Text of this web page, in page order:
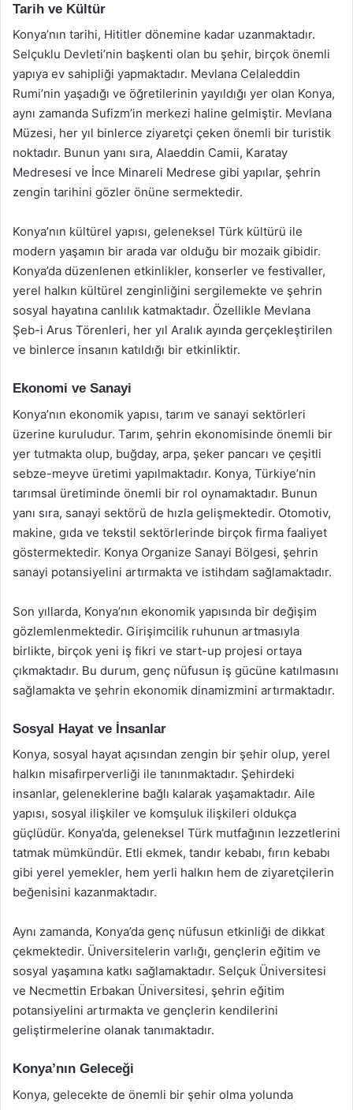
Tarih ve Kültür
Konya’nın tarihi, Hititler dönemine kadar uzanmaktadır.
Selçuklu Devleti’nin başkenti olan bu şehir, birçok önemli
yapıya ev sahipliği yapmaktadır. Mevlana Celaleddin
Rumi’nin yaşadığı ve öğretilerinin yayıldığı yer olan Konya,
aynı zamanda Sufizm’in merkezi haline gelmiştir. Mevlana
Müzesi, her yıl binlerce ziyaretçi çeken önemli bir turistik
noktadır. Bunun yanı sıra, Alaeddin Camii, Karatay
Medresesi ve İnce Minareli Medrese gibi yapılar, şehrin
zengin tarihini gözler önüne sermektedir.
Konya’nın kültürel yapısı, geleneksel Türk kültürü ile
modern yaşamın bir arada var olduğu bir mozaik gibidir.
Konya’da düzenlenen etkinlikler, konserler ve festivaller,
yerel halkın kültürel zenginliğini sergilemekte ve şehrin
sosyal hayatına canlılık katmaktadır. Özellikle Mevlana
Şeb-i Arus Törenleri, her yıl Aralık ayında gerçekleştirilen
ve binlerce insanın katıldığı bir etkinliktir.
Ekonomi ve Sanayi
Konya’nın ekonomik yapısı, tarım ve sanayi sektörleri
üzerine kuruludur. Tarım, şehrin ekonomisinde önemli bir
yer tutmakta olup, buğday, arpa, şeker pancarı ve çeşitli
sebze-meyve üretimi yapılmaktadır. Konya, Türkiye’nin
tarımsal üretiminde önemli bir rol oynamaktadır. Bunun
yanı sıra, sanayi sektörü de hızla gelişmektedir. Otomotiv,
makine, gıda ve tekstil sektörlerinde birçok firma faaliyet
göstermektedir. Konya Organize Sanayi Bölgesi, şehrin
sanayi potansiyelini artırmakta ve istihdam sağlamaktadır.
Son yıllarda, Konya’nın ekonomik yapısında bir değişim
gözlemlenmektedir. Girişimcilik ruhunun artmasıyla
birlikte, birçok yeni iş fikri ve start-up projesi ortaya
çıkmaktadır. Bu durum, genç nüfusun iş gücüne katılmasını
sağlamakta ve şehrin ekonomik dinamizmini artırmaktadır.
Sosyal Hayat ve İnsanlar
Konya, sosyal hayat açısından zengin bir şehir olup, yerel
halkın misafirperverliği ile tanınmaktadır. Şehirdeki
insanlar, geleneklerine bağlı kalarak yaşamaktadır. Aile
yapısı, sosyal ilişkiler ve komşuluk ilişkileri oldukça
güçlüdür. Konya’da, geleneksel Türk mutfağının lezzetlerini
tatmak mümkündür. Etli ekmek, tandır kebabı, fırın kebabı
gibi yerel yemekler, hem yerli halkın hem de ziyaretçilerin
beğenisini kazanmaktadır.
Aynı zamanda, Konya’da genç nüfusun etkinliği de dikkat
çekmektedir. Üniversitelerin varlığı, gençlerin eğitim ve
sosyal yaşamına katkı sağlamaktadır. Selçuk Üniversitesi
ve Necmettin Erbakan Üniversitesi, şehrin eğitim
potansiyelini artırmakta ve gençlerin kendilerini
geliştirmelerine olanak tanımaktadır.
Konya’nın Geleceği
Konya, gelecekte de önemli bir şehir olma yolunda